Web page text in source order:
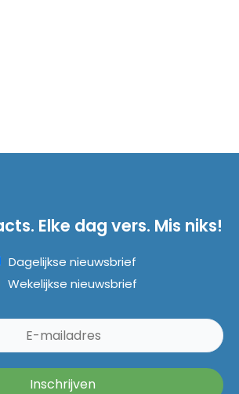
Elke dag vers. Mis niks!
Dagelijkse nieuwsbrief
Wekelijkse nieuwsbrief